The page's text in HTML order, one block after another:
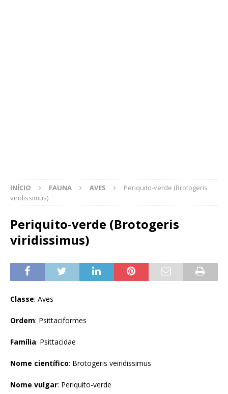
INÍCIO FAUNA AVES
Periquito-verde (Brotogeris
viridissimus)
Periquito-verde (Brotogeris
viridissimus)
Classe: Aves
Ordem: Psittaciformes
Família: Psittacidae
Nome científico: Brotogeris veiridissimus
Nome vulgar: Periquito-verde